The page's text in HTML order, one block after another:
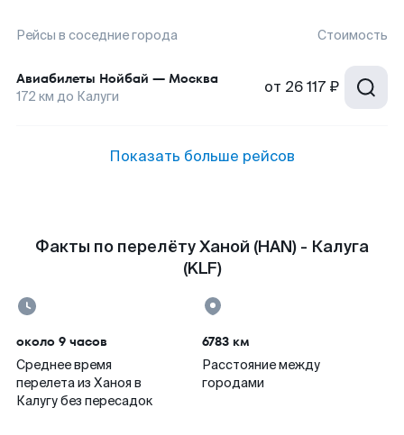
Рейсы в соседние города Стоимость
Авиабилеты Нойбай — Москва
172 км до Калуги от 26 117 ₽
Показать больше рейсов
Факты по перелёту Ханой (HAN) - Калуга
(KLF)
около 9 часов
Среднее время
перелета из Ханоя в
Калугу без пересадок
6783 км
Расстояние между
городами